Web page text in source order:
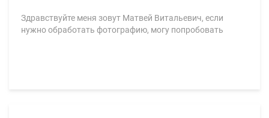
Здравствуйте меня зовут Матвей Витальевич, если
нужно обработать фотографию, могу попробовать